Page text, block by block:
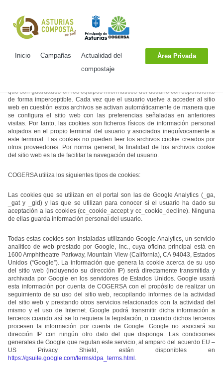
Inicio Campañas
Actualidad del
compostaje
Área Privada
Política de Cookies
COGERSA podrá utilizar cookies durante la navegación del usuario. Las
cookies son procedimientos automáticos de recogida de información relativa
que son guardados en los equipos informáticos del usuario correspondiente
de forma imperceptible. Cada vez que el usuario vuelve a acceder al sitio
web en cuestión estos archivos se activan automáticamente de manera que
se configura el sitio web con las preferencias señaladas en anteriores
visitas. Por tanto, las cookies son ficheros físicos de información personal
alojados en el propio terminal del usuario y asociados inequívocamente a
este terminal. Las cookies no pueden leer los archivos cookie creados por
otros proveedores. Por norma general, la finalidad de los archivos cookie
del sitio web es la de facilitar la navegación del usuario.
COGERSA utiliza los siguientes tipos de cookies:
Las cookies que se utilizan en el portal son las de Google Analytics (_ga,
_gat y _gid) y las que se utilizan para conocer si el usuario ha dado su
aceptación a las cookies (cc_cookie_accept y cc_cookie_decline). Ninguna
de ellas guarda información personal del usuario.
Todas estas cookies son instaladas utilizando Google Analytics, un servicio
analítico de web prestado por Google, Inc., cuya oficina principal está en
1600 Amphitheatre Parkway, Mountain View (California), CA 94043, Estados
Unidos (“Google”). La información que genera la cookie acerca de su uso
del sitio web (incluyendo su dirección IP) será directamente transmitida y
archivada por Google en los servidores de Estados Unidos. Google usará
esta información por cuenta de COGERSA con el propósito de realizar un
seguimiento de su uso del sitio web, recopilando informes de la actividad
del sitio web y prestando otros servicios relacionados con la actividad del
mismo y el uso de Internet. Google podrá transmitir dicha información a
terceros cuando así se lo requiera la legislación, o cuando dichos terceros
procesen la información por cuenta de Google. Google no asociará su
dirección IP con ningún otro dato del que disponga. Las condiciones
generales de Google que regulan este servicio, al amparo del acuerdo EU –
US Privacy Shield, están disponibles en
https://gsuite.google.com/terms/dpa_terms.html .